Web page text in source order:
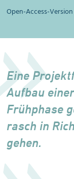
Open-Access-Version
Eine
Aufbau
Frühphase
rasch in
gehen.